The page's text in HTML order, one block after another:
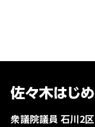
衆議院議員 石川2区